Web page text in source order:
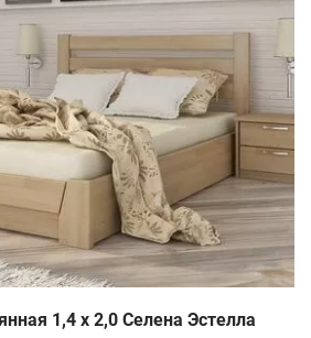
1,4 х 2,0 Селена Эстелла